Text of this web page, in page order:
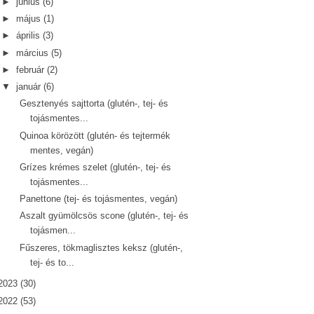
► május (1)
► április (3)
► március (5)
► február (2)
▼
január (6)
Gesztenyés sajttorta (glutén-, tej- és
tojásmentes...
Quinoa körözött (glutén- és tejtermék
mentes, vegán)
Grízes krémes szelet (glutén-, tej- és
tojásmentes...
Panettone (tej- és tojásmentes, vegán)
Aszalt gyümölcsös scone (glutén-, tej- és
tojásmen...
Fűszeres, tökmaglisztes keksz (glutén-,
tej- és to...
(30)
(53)